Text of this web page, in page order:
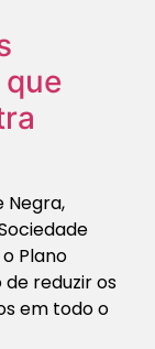
Negra,
Plano
reduzir os
em todo o